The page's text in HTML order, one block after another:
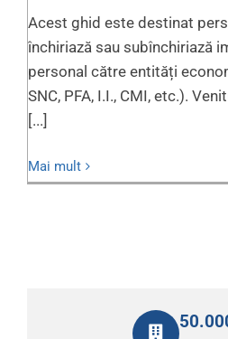
Acest ghid este destinat
închiriază sau subînchiriază
personal către entități
SNC, PFA, I.I., CMI, etc.).
[...]
Mai mult